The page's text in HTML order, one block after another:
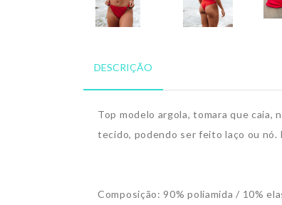
DESCRIÇÃO
Top modelo argola, tomara que caia,
tecido, podendo ser feito laço ou
Composição: 90% poliamida / 10%